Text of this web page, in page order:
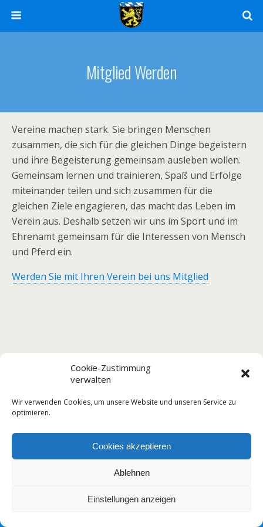
Cookie-Zustimmung
verwalten
Wir verwenden Cookies, um unsere Website und unseren Service zu
optimieren.
Cookies akzeptieren
Ablehnen
Einstellungen anzeigen
Mitglied Werden
Vereine machen stark. Sie bringen Menschen
zusammen, die sich für die gleichen Dinge begeistern
und ihre Begeisterung gemeinsam ausleben wollen.
Gemeinsam lernen und trainieren, Spaß und Erfolge
miteinander teilen und sich zusammen für die
gleichen Ziele engagieren, das macht das Leben im
Verein aus. Deshalb setzen wir uns im Sport und im
Ehrenamt gemeinsam für die Interessen von Mensch
und Pferd ein.
Werden Sie mit Ihren Verein bei uns Mitglied